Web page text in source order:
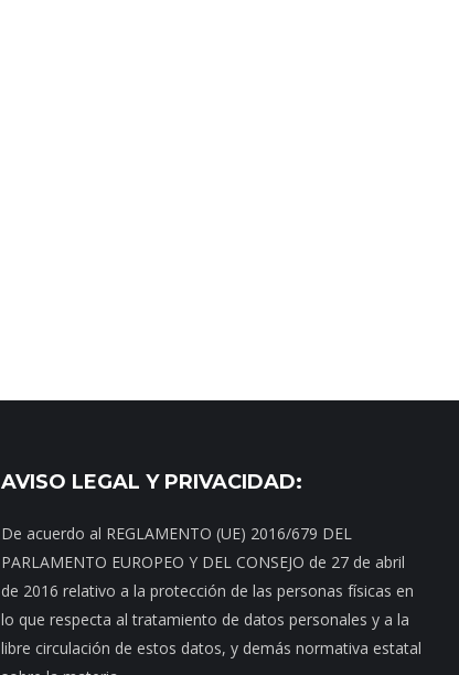
AVISO LEGAL Y PRIVACIDAD:
De acuerdo al REGLAMENTO (UE) 2016/679 DEL
PARLAMENTO EUROPEO Y DEL CONSEJO de 27 de abril
de 2016 relativo a la protección de las personas físicas en
lo que respecta al tratamiento de datos personales y a la
libre circulación de estos datos, y demás normativa estatal